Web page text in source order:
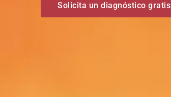
Solicita un diagnóstico gratis